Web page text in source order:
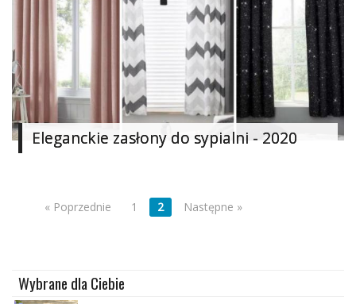
Eleganckie zasłony do sypialni - 2020
« Poprzednie 1 2 Następne »
Wybrane dla Ciebie